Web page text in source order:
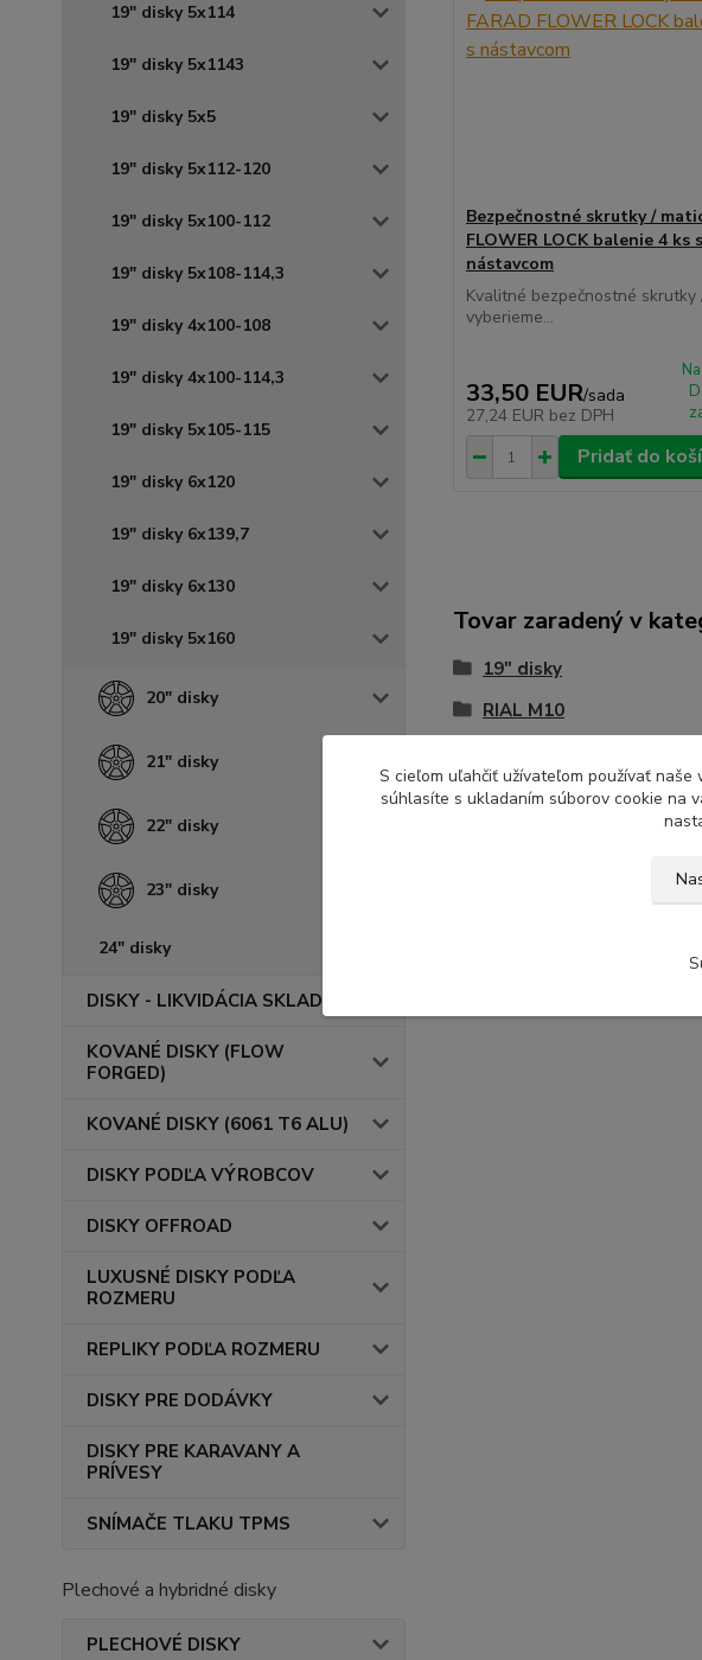
19" disky 5x114
19" disky 5x1143
19" disky 5x5
19" disky 5x112-120
19" disky 5x100-112
19" disky 5x108-114,3
19" disky 4x100-108
19" disky 4x100-114,3
19" disky 5x105-115
19" disky 6x120
19" disky 6x139,7
19" disky 6x130
19" disky 5x160
20" disky
21" disky
22" disky
23" disky
24" disky
DISKY - LIKVIDÁCIA SKLADU
KOVANÉ DISKY (FLOW
FORGED)
KOVANÉ DISKY (6061 T6 ALU)
DISKY PODĽA VÝROBCOV
DISKY OFFROAD
LUXUSNÉ DISKY PODĽA
ROZMERU
REPLIKY PODĽA ROZMERU
DISKY PRE DODÁVKY
DISKY PRE KARAVANY A
PRÍVESY
SNÍMAČE TLAKU TPMS
Plechové a hybridné disky
PLECHOVÉ DISKY
Bezpečnostné skrutky /
FLOWER LOCK balenie 4 ks s
nástavcom
Kvalitné bezpečnostné skrutky
vyberieme...
33,50 EUR/sada
27,24 EUR bez DPH
Pridať do
Tovar zaradený v
19" disky
RIAL M10
S cieľom uľahčiť užívateľom používať naše
súhlasíte s ukladaním súborov cookie na